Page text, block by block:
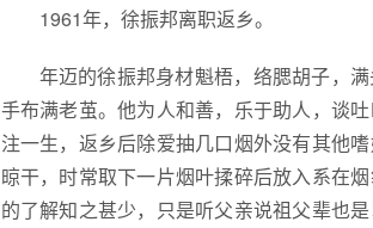
1961年，徐振邦离职返乡。
年迈的徐振邦身材魁梧，络腮胡子，
手布满老茧。他为人和善，乐于助人，谈
注一生，返乡后除爱抽几口烟外没有其他
晾干，时常取下一片烟叶揉碎后放入系在
的了解知之甚少，只是听父亲说祖父辈也